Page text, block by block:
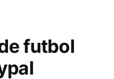
futbol